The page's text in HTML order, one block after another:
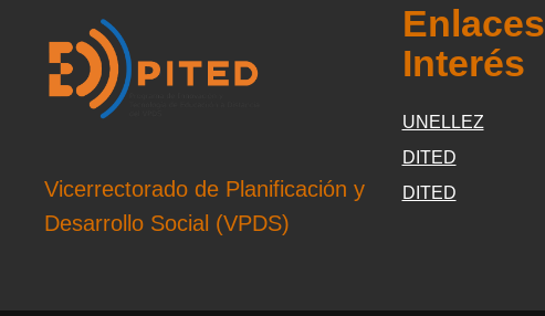
Vicerrectorado de Planificación y
Desarrollo Social (VPDS)
Interés
UNELLEZ
DITED
DITED